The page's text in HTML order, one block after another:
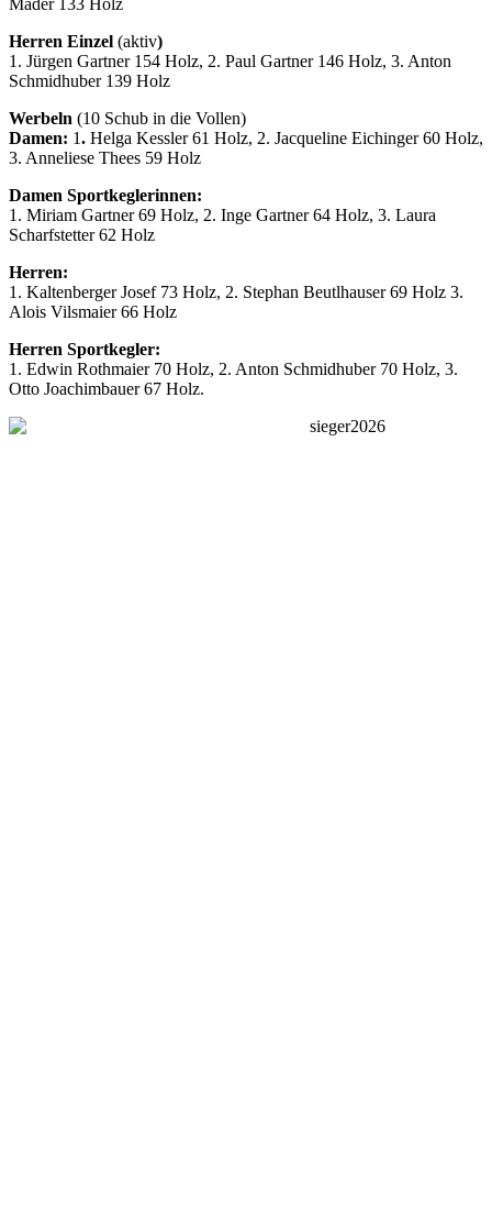
Mader 133 Holz
Herren Einzel (aktiv)
1. Jürgen Gartner 154 Holz, 2. Paul Gartner 146 Holz, 3. Anton
Schmidhuber 139 Holz
Werbeln (10 Schub in die Vollen)
Damen: 1. Helga Kessler 61 Holz, 2. Jacqueline Eichinger 60 Holz,
3. Anneliese Thees 59 Holz
Damen Sportkeglerinnen:
1. Miriam Gartner 69 Holz, 2. Inge Gartner 64 Holz, 3. Laura
Scharfstetter 62 Holz
Herren:
1. Kaltenberger Josef 73 Holz, 2. Stephan Beutlhauser 69 Holz 3.
Alois Vilsmaier 66 Holz
Herren Sportkegler:
1. Edwin Rothmaier 70 Holz, 2. Anton Schmidhuber 70 Holz, 3.
Otto Joachimbauer 67 Holz.